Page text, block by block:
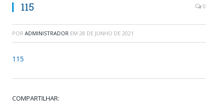
115 0
POR ADMINISTRADOR EM 28 DE JUNHO DE 2021
115
COMPARTILHAR: